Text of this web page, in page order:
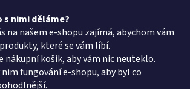
s nimi děláme?
na našem e-shopu zajímá, abychom vám
které se vám líbí.
nákupní košík, aby vám nic neuteklo.
fungování e-shopu, aby byl co